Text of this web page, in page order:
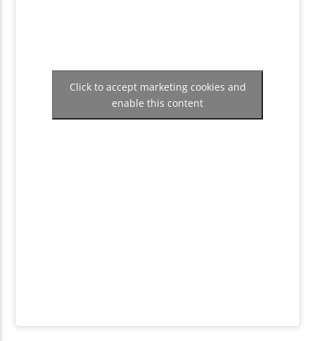
Click to accept marketing cookies and
enable this content